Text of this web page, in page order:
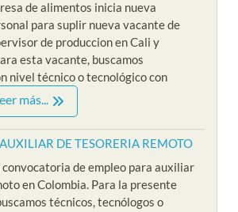
de alimentos inicia nueva
para suplir nueva vacante de
de produccion en Cali y
esta vacante, buscamos
nivel técnico o tecnológico con
más...
DE TESORERIA REMOTO
de empleo para auxiliar
en Colombia. Para la presente
técnicos, tecnólogos o